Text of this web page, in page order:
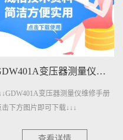
↓↓↓GDW401变压器测量仪维修手册点
击下方图片即可下载↓↓↓